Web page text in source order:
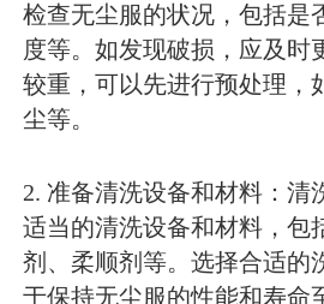
检查无尘服的状况，包括是
度等。如发现破损，应及时
较重，可以先进行预处理，
尘等。
2. 准备清洗设备和材料：清
适当的清洗设备和材料，包
剂、柔顺剂等。选择合适的
于保持无尘服的性能和寿命